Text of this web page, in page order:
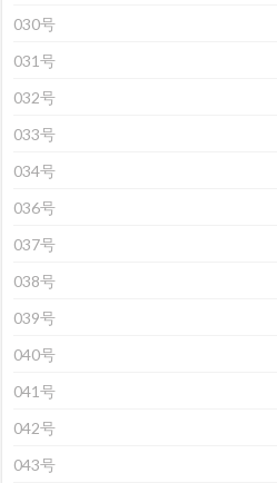
030号
031号
032号
033号
034号
036号
037号
038号
039号
040号
041号
042号
043号